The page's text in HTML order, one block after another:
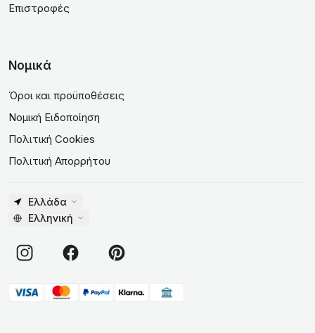
Επιστροφές
Νομικά
Όροι και προϋποθέσεις
Νομική Ειδοποίηση
Πολιτική Cookies
Πολιτική Απορρήτου
Ελλάδα
Ελληνική